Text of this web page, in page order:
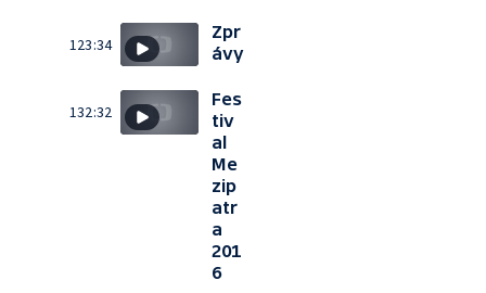
123:34
Zpr
ávy
132:32
Fes
tiv
al
Me
zip
atr
a
201
6